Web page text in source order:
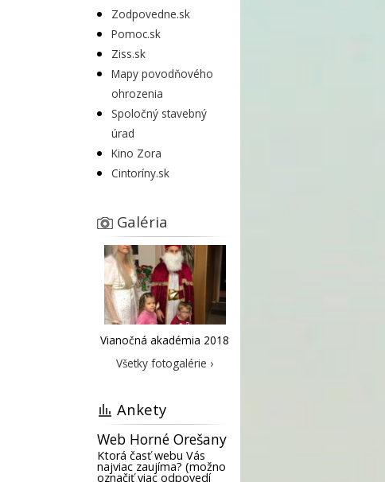
Zodpovedne.sk
Pomoc.sk
Ziss.sk
Mapy povodňového
ohrozenia
Spoločný stavebný
úrad
Kino Zora
Cintoríny.sk
Galéria
Vianočná akadémia 2018
Všetky fotogalérie ›
Ankety
Web Horné Orešany
Ktorá časť webu Vás
najviac zaujíma? (možno
označiť viac odpovedí